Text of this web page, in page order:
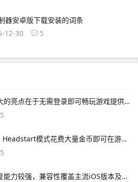
器安卓版下载安装的词条
12-30
5
枪游戏，其最大的亮点在于无需登录即可畅玩游戏提供了高自由度的玩法，支持多人组队，玩家可以在上百种武器和载具中选择，自由切换第一人称和第三人称视角，且没有时间限制，让玩家能够尽情享受射击的乐趣射击手游T3这款游戏不仅支持手机平台，还。使
游戏。4 Mega Headstart模式花费大量金币即可在游戏开始时获得一定的跑步距离和一些道具，可用于突破自己的最高分5 Score Booster模式花费金币购买，可在游戏中增加分数倍数，提高游戏分数6 2X Multiplier模式花费金币购买，可在游戏中使分数翻倍解释地铁跑酷是一款
能快速上手恢复能力较强，兼容性覆盖主流iOS版本及设备型号，安全性有保障iMyFone DBack提供三种恢复模式直接从设备恢复从iTunes备份。3、以下是五款顶级的免费iPhone苹果数据恢复软件推荐EaseUS MobiSaver 功能强大具有